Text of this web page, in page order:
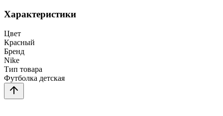
Характеристики
Цвет
Красный
Бренд
Nike
Тип товара
Футболка детская